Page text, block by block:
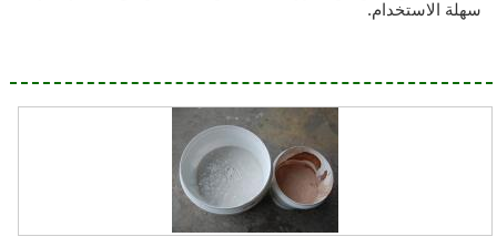
سهلة الاستخدام.